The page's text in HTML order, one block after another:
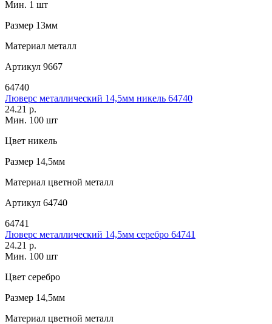
Мин. 1 шт
Размер 13мм
Материал металл
Артикул 9667
64740
Люверс металлический 14,5мм никель 64740
24.21 р.
Мин. 100 шт
Цвет никель
Размер 14,5мм
Материал цветной металл
Артикул 64740
64741
Люверс металлический 14,5мм серебро 64741
24.21 р.
Мин. 100 шт
Цвет серебро
Размер 14,5мм
Материал цветной металл